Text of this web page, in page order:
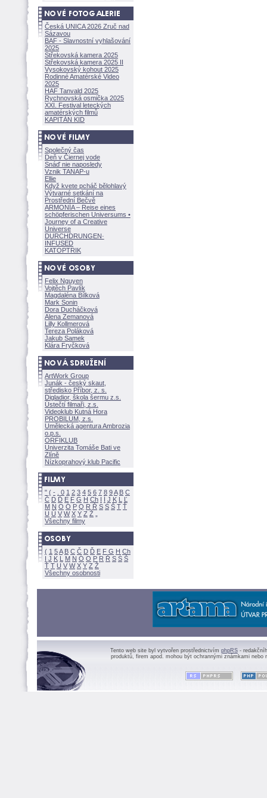
Česká UNICA 2026 Zruč nad
Sázavou
BAF - Slavnostní vyhlašování
2025
Střekovská kamera 2025
Střekovská kamera 2025 II
Vysokovský kohout 2025
Rodinné Amatérské Video
2025
HAF Tanvald 2025
Rychnovská osmička 2025
XXI. Festival leteckých
amatérských filmů
KAPITÁN KID
Společný čas
Deň v Čiernej vode
Snáď nie naposledy
Vznik TANAP-u
Ellie
Když kvete pcháč bělohlavý
Výtvarné setkání na
Prostřední Bečvě
ARMONÍA – Reise eines
schöpferischen Universums •
Journey of a Creative
Universe
DURCHDRUNGEN·
INFUSED
KATOPTRIK
Felix Nguyen
Vojtěch Pavlík
Magdaléna Bílkov
Mark Sonin
Dora Ducháčkov
Alena Zemanov
Lilly Kollmerov
Tereza Polákov
Jakub Samek
Klára Fryčkov
ArtWork Group
Junák - český skaut,
středisko Příbor, z. s.
Digladior, škola šermu z.s.
Ústečtí filmaři, z.s.
Videoklub Kutná Hora
PROBILUM, z.s.
Umělecká agentura Ambrozia
o.p.s.
ORFIKLUB
Univerzita Tomáše Bati ve
Zlíně
Nízkoprahový klub Pacific
" ( - 0 1 2 3 4 5 6 7 8 9A B C
Č D Ď E F G H Ch I Í J K L
Ľ
M N O Ó P Q R Ř S Ś T Ť
U Ú V W X Y Z
Všechny filmy
( 1 5A B C Č D Ď E F G H Ch
I J K L M N Ó O P R Ř S Ś
Ť T U V W X Y Z
Všechny osobnosti
Tento web site byl vytvořen prostřednictvím phpRS -
produktů, firem apod. mohou být ochrannými známkami